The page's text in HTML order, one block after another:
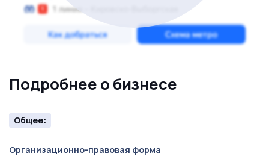
Подробнее о бизнесе
Общее:
Организационно-правовая форма